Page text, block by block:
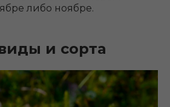
либо ноябре.
и сорта